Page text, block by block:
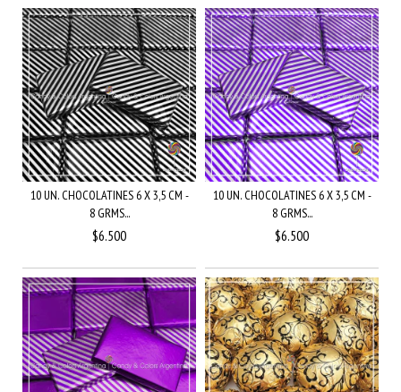
10 UN. CHOCOLATINES 6 X 3,5 CM -
8 GRMS...
$6.500
10 UN. CHOCOLATINES 6 X 3,5 CM -
8 GRMS...
$6.500